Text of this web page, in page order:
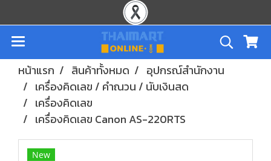
หน้าแรก สินค้าทั้งหมด
อุปกรณ์สำนักงาน
เครื่องคิดเลข / คำณวน / นับเงินสด
เครื่องคิดเลข
เครื่องคิดเลข Canon AS-220RTS
New